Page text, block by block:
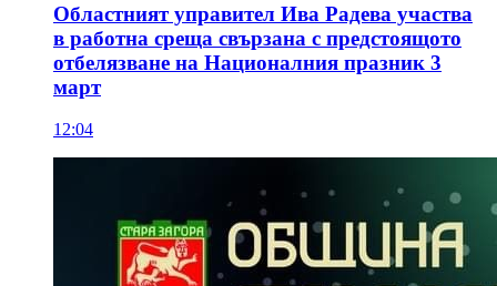
Областният управител Ива Радева участва
в работна среща свързана с предстоящото
отбелязване на Националния празник 3
март
12:04